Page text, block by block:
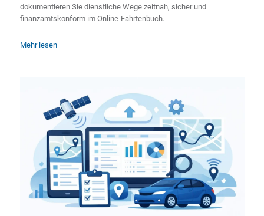
dokumentieren Sie dienstliche Wege zeitnah, sicher und
finanzamtskonform im Online-Fahrtenbuch.
Mehr lesen